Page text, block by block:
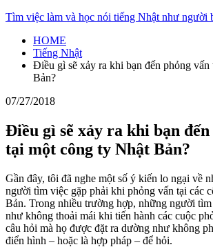
Skip
content
Tìm việc làm và học nói tiếng Nhật như người
HOME
Tiếng Nhật
Điều gì sẽ xảy ra khi bạn đến phỏng
Bản?
07/27/2018
Điều gì sẽ xảy ra khi bạn đến
tại một công ty Nhật Bản?
Gần đây, tôi đã nghe một số ý kiến lo ngại về
người tìm việc gặp phải khi phỏng vấn tại các
Bản. Trong nhiều trường hợp, những người
như không thoải mái khi tiến hành các cuộc
câu hỏi mà họ được đặt ra dường như không
điển hình – hoặc là hợp pháp – để hỏi.